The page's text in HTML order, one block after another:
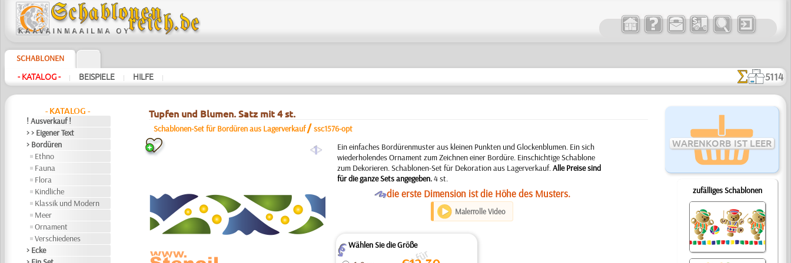
SCHABLONEN
- KATALOG - | BEISPIELE | HILFE | 5114
- KATALOG -
! Ausverkauf !
> > Eigener Text
> Bordüren
Ethno
Fauna
Flora
Kindliche
Klassik und Modern
Meer
Ornament
Verschiedenes
> Ecke
WARENKORB IST LEER
zufälliges Schablonen
Tupfen und Blumen. Satz mit 4 st.
Schablonen-Set für Bordüren aus Lagerverkauf /ssc1576-opt
a
Ein einfaches Bordürenmuster aus kleinen Punkten und Glockenblumen. Ein sich
wiederholendes Ornament zum Zeichnen einer Bordüre. Einschichtige Schablone
zum Dekorieren. Schablonen-Set für Dekoration aus Lagerverkauf.Alle Preise sind
für die ganze Sets angegeben.4 st.
Odie erste Dimension ist die Höhe des Musters.
Malerrolle Video
ZWählen Sie die Größe